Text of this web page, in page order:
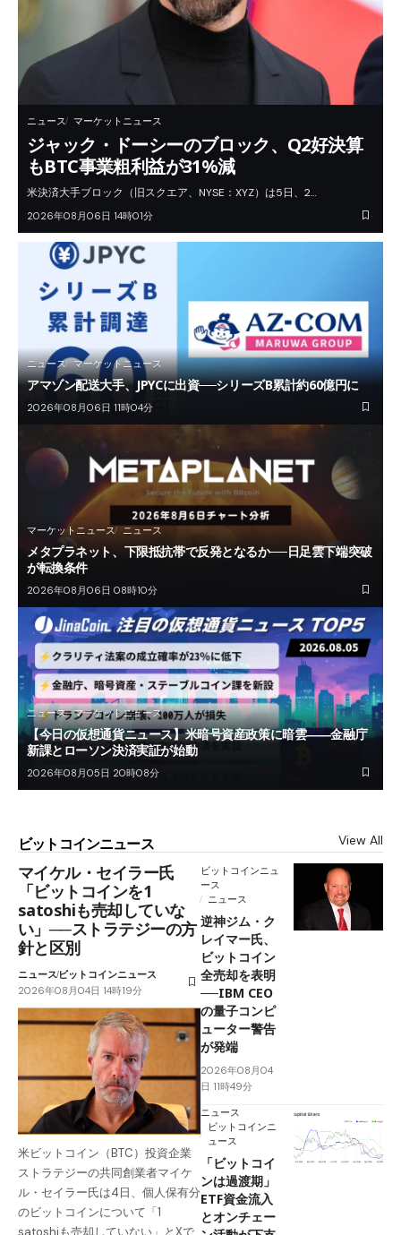
ニュース マーケットニュース
ジャック・ドーシーのブロック、Q2好決算
もBTC事業粗利益が31%減
米決済大手ブロック（旧スクエア、NYSE：XYZ）は5日、2…
2026年08月06日 14時01分
ニュース マーケットニュース
アマゾン配送大手、JPYCに出資──シリーズB累計約60億円に
2026年08月06日 11時04分
マーケットニュース ニュース
メタプラネット、下限抵抗帯で反発となるか──日足雲下端突破
が転換条件
2026年08月06日 08時10分
ニュース マーケットニュース
【今日の仮想通貨ニュース】米暗号資産政策に暗雲――金融庁
新課とローソン決済実証が始動
2026年08月05日 20時08分
ビットコインニュース View All
マイケル・セイラー氏
「ビットコインを1
satoshiも売却していな
い」──ストラテジーの方
針と区別
ニュースビットコインニュース
2026年08月04日 14時19分
米ビットコイン（BTC）投資企業
ストラテジーの共同創業者マイケ
ル・セイラー氏は4日、個人保有分
のビットコインについて「1
ビットコインニュ
ース
ニュース
逆神ジム・ク
レイマー氏、
ビットコイン
全売却を表明
──IBM CEO
の量子コンピ
ューター警告
が発端
2026年08月04
日 11時49分
ニュース
ビットコインニ
ュース
「ビットコイ
ンは過渡期」
ETF資金流入
とオンチェー